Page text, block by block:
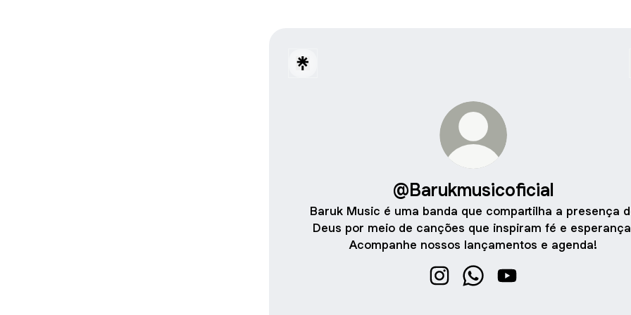
@Barukmusicoficial
Baruk Music é uma banda que compartilha a presença
Deus por meio de canções que inspiram fé e
Acompanhe nossos lançamentos e agenda!